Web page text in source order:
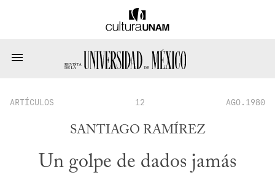
ARTÍCULOS 12 AGO.1980
SANTIAGO RAMÍREZ
Un golpe de dados jamás